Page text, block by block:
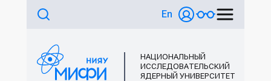
En
НАЦИОНАЛЬНЫЙ
ИССЛЕДОВАТЕЛЬСКИЙ
ЯДЕРНЫЙ УНИВЕРСИТЕТ